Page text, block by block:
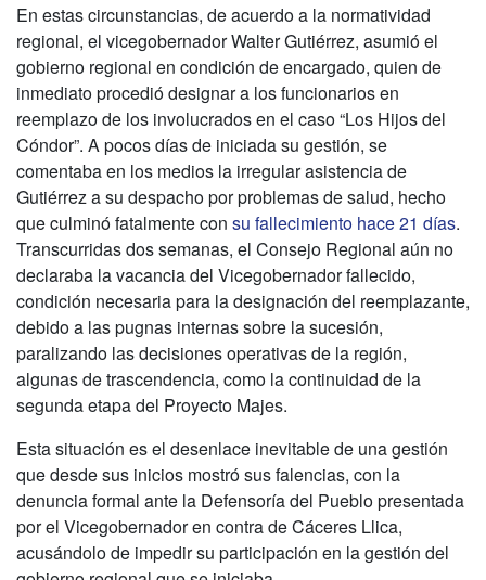
En estas circunstancias, de acuerdo a la normatividad
regional, el vicegobernador Walter Gutiérrez, asumió el
gobierno regional en condición de encargado, quien de
inmediato procedió designar a los funcionarios en
reemplazo de los involucrados en el caso “Los Hijos del
Cóndor”. A pocos días de iniciada su gestión, se
comentaba en los medios la irregular asistencia de
Gutiérrez a su despacho por problemas de salud, hecho
que culminó fatalmente con su fallecimiento hace 21 días.
Transcurridas dos semanas, el Consejo Regional aún no
declaraba la vacancia del Vicegobernador fallecido,
condición necesaria para la designación del reemplazante,
debido a las pugnas internas sobre la sucesión,
paralizando las decisiones operativas de la región,
algunas de trascendencia, como la continuidad de la
segunda etapa del Proyecto Majes.
Esta situación es el desenlace inevitable de una gestión
que desde sus inicios mostró sus falencias, con la
denuncia formal ante la Defensoría del Pueblo presentada
por el Vicegobernador en contra de Cáceres Llica,
acusándolo de impedir su participación en la gestión del